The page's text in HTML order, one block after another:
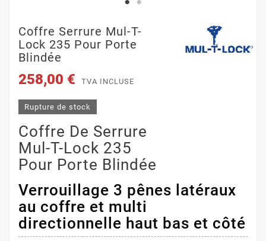
Coffre Serrure Mul-T-
Lock 235 Pour Porte
Blindée
258,00 € TVA INCLUSE
Rupture de stock
Coffre De Serrure
Mul-T-Lock 235
Pour Porte Blindée
Verrouillage 3 pênes latéraux
au coffre et multi
directionnelle haut bas et côté